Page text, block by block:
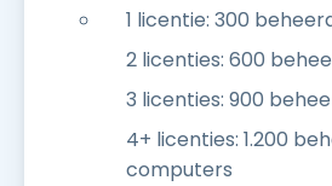
1 licentie: 300
2 licenties: 600
3 licenties: 900
4+ licenties: 1.200
computers